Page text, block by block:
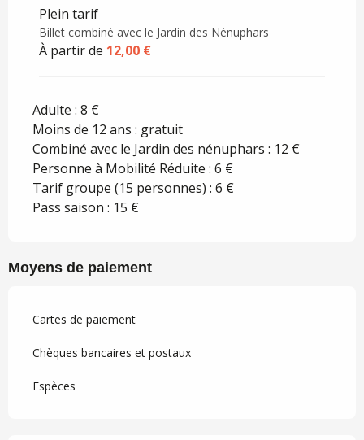
Plein tarif
Billet combiné avec le Jardin des Nénuphars
À partir de 12,00 €
Adulte : 8 €
Moins de 12 ans : gratuit
Combiné avec le Jardin des nénuphars : 12 €
Personne à Mobilité Réduite : 6 €
Tarif groupe (15 personnes) : 6 €
Pass saison : 15 €
Moyens de paiement
Cartes de paiement
Chèques bancaires et postaux
Espèces